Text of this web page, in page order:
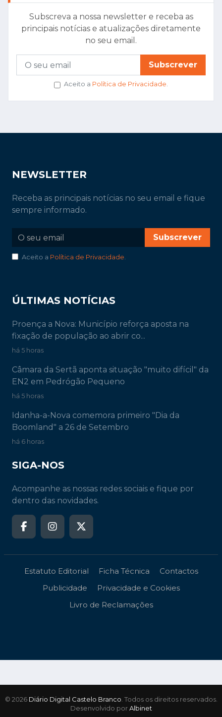
Subscreva a nossa newsletter e receba as
principais notícias e atualizações diretamente
no seu email.
Subscrever
Aceito a Política de Privacidade.
NEWSLETTER
Receba as principais notícias no seu email e fique
sempre informado.
Subscrever
Aceito a Política de Privacidade.
ÚLTIMAS NOTÍCIAS
Proença a Nova: Município reforça aposta na
fixação de população ao abrir co...
há 5 horas
Câmara da Sertã aponta situação "muito difícil" da
EN2 em Pedrógão Pequeno
há 5 horas
Idanha-a-Nova comemora primeiro "Dia da
Boomland" a 26 de Setembro
há 6 horas
SIGA-NOS
Acompanhe as nossas redes sociais e fique por
dentro das novidades.
Estatuto Editorial Ficha Técnica
Contactos
Publicidade
Privacidade e Cookies
Livro de Reclamações
© 2026 Diário Digital Castelo Branco . Todos os direitos reservados.
Desenvolvido porAlbinet